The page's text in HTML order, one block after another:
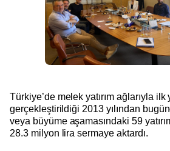
Türkiye’de melek yatırım ağlarıyla ilk
gerçekleştirildiği 2013 yılından
veya büyüme aşamasındaki 59
28.3 milyon lira sermaye aktardı.